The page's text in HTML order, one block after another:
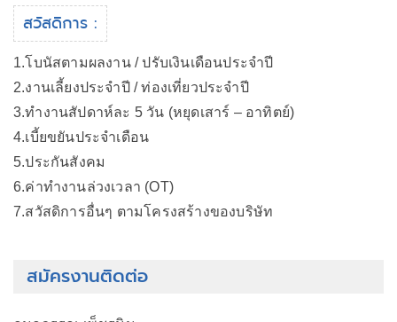
สวัสดิการ :
1.โบนัสตามผลงาน / ปรับเงินเดือนประจำปี
2.งานเลี้ยงประจำปี / ท่องเที่ยวประจำปี
3.ทำงานสัปดาห์ละ 5 วัน (หยุดเสาร์ – อาทิตย์)
4.เบี้ยขยันประจำเดือน
5.ประกันสังคม
6.ค่าทำงานล่วงเวลา (OT)
7.สวัสดิการอื่นๆ ตามโครงสร้างของบริษัท
สมัครงานติดต่อ